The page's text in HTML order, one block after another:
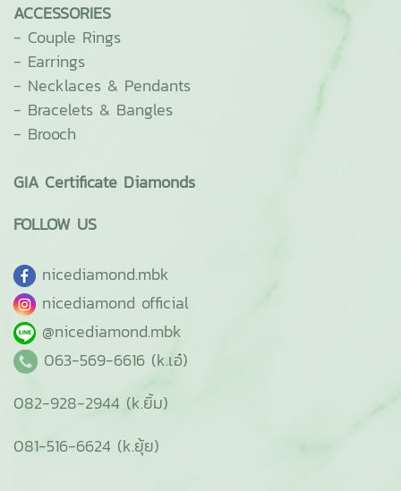
ACCESSORIES
- Couple Rings
- Earrings
- Necklaces & Pendants
- Bracelets & Bangles
- Brooch
GIA Certificate Diamonds
FOLLOW US
nicediamond.mbk
nicediamond official
@nicediamond.mbk
063-569-6616 (k.เอ๋)
082-928-2944 (k.ยิ้ม)
081-516-6624 (k.ยุ้ย)